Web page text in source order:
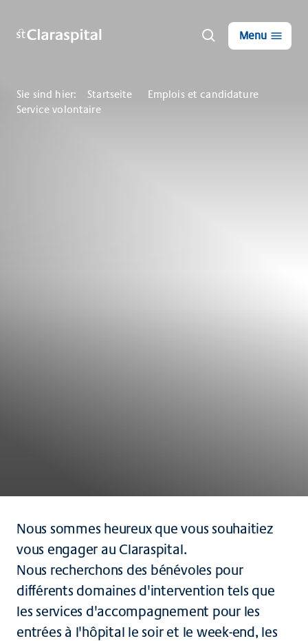
Menu
Sie sind hier: Startseite
Emplois et candidature
Service volontaire
Nous sommes heureux que vous souhaitiez
vous engager au Claraspital.
Nous recherchons des bénévoles pour
différents domaines d'intervention tels que
les services d'accompagnement pour les
entrées à l'hôpital le soir et le week-end, les